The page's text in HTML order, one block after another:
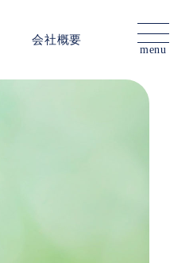
会社概要
menu